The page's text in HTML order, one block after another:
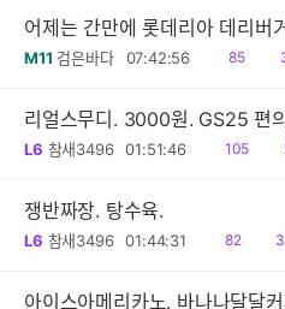
어제는 간만에 롯데리아 데리버
M11 검은바다 07:42:56
읽
85
리얼스무디. 3000원. GS25 편
L6 참새3496 01:51:46
읽
105
쟁반짜장. 탕수육.
L6 참새3496 01:44:31
읽
82
공
3
아이스아메리카노. 바나나달달